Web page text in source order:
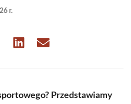
r.
Share Share
Przedstawiamy